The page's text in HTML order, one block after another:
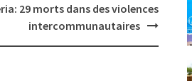
29 morts dans des violences
intercommunautaires